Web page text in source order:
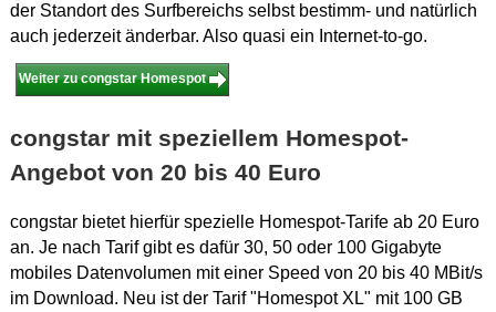
der Standort des Surfbereichs selbst bestimm- und natürlich
auch jederzeit änderbar. Also quasi ein Internet-to-go.
Weiter zu congstar Homespot
congstar mit speziellem Homespot-
Angebot von 20 bis 40 Euro
congstar bietet hierfür spezielle Homespot-Tarife ab 20 Euro
an. Je nach Tarif gibt es dafür 30, 50 oder 100 Gigabyte
mobiles Datenvolumen mit einer Speed von 20 bis 40 MBit/s
im Download. Neu ist der Tarif "Homespot XL" mit 100 GB